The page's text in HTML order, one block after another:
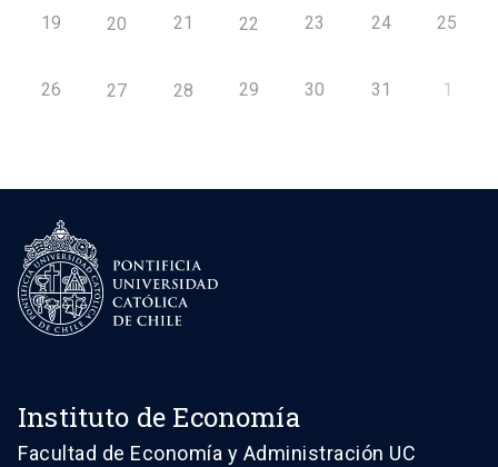
19 20 21 22 23 24 25
26 27 28 29 30 31 1
Instituto de Economía
Facultad de Economía y Administración UC